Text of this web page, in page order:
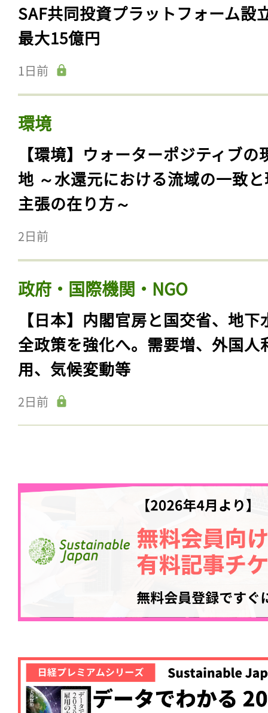
SAF共同投資プラットフォーム設
最大15億円
1日前
環境
【環境】ウォーターポジティブの
地 ～水還元における流域の一致
主張の在り方～
2日前
政府・国際機関・NGO
【日本】内閣官房と国交省、地下
全政策を強化へ。需要増、外国人
用、気候変動等
2日前